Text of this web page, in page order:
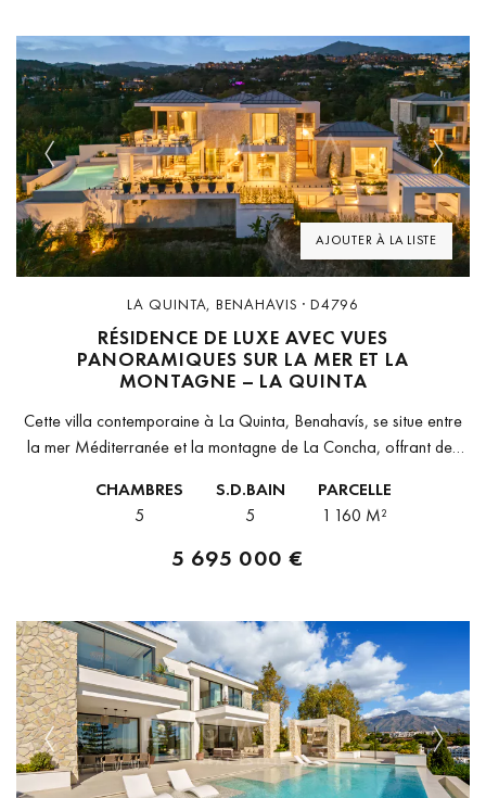
AJOUTER À LA LISTE
Previous Next
LA QUINTA, BENAHAVIS · D4796
RÉSIDENCE DE LUXE AVEC VUES
PANORAMIQUES SUR LA MER ET LA
MONTAGNE – LA QUINTA
Cette villa contemporaine à La Quinta, Benahavís, se situe entre
la mer Méditerranée et la montagne de La Concha, offrant des
CHAMBRES
5
S.D.BAIN
5
PARCELLE
1 160 M²
5 695 000 €
Previous Next